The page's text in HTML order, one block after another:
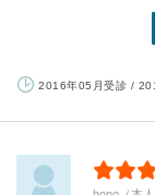
2016年05月受診 /